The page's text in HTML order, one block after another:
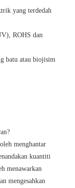
yang terdedah
ROHS dan
batu atau biojisim
menghantar
kuantiti
menawarkan
mengesahkan